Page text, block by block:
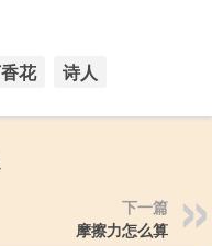
花 诗人
下一篇
摩擦力怎么算